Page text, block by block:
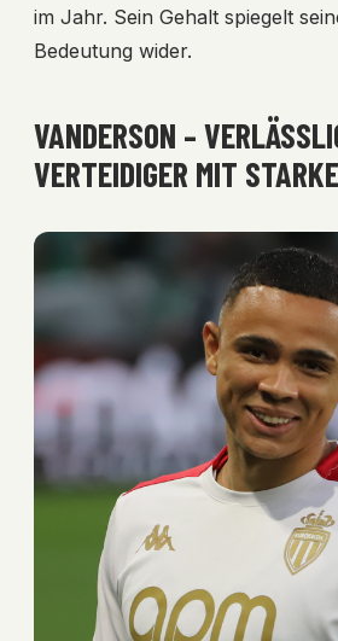
im Jahr. Sein Gehalt spiegelt
Bedeutung wider.
VANDERSON –
VERTEIDIGER MIT